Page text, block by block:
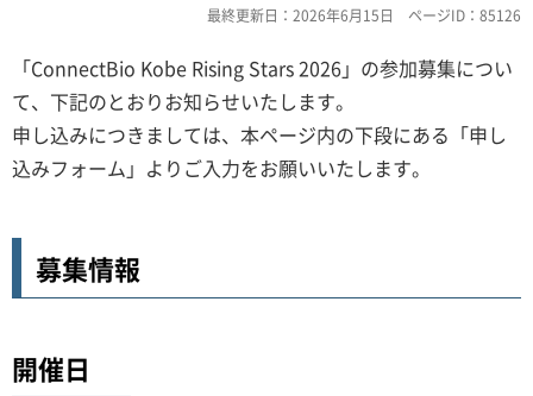
最終更新日：2026年6月15日 ページID：85126
「ConnectBio Kobe Rising Stars 2026」の参加募集につい
て、下記のとおりお知らせいたします。
申し込みにつきましては、本ページ内の下段にある「申し
込みフォーム」よりご入力をお願いいたします。
募集情報
開催日